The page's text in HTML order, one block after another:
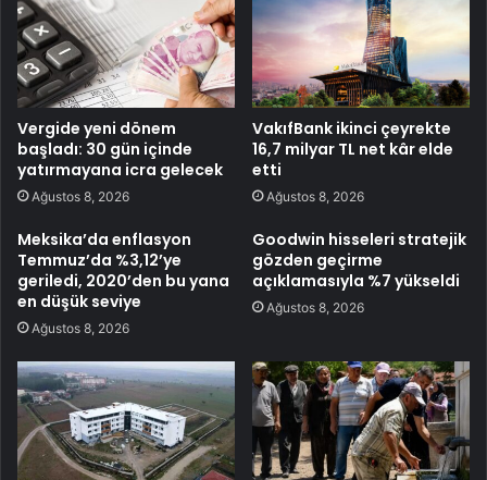
Vergide yeni dönem
başladı: 30 gün içinde
yatırmayana icra gelecek
Ağustos 8, 2026
VakıfBank ikinci çeyrekte
16,7 milyar TL net kâr elde
etti
Ağustos 8, 2026
Meksika’da enflasyon
Temmuz’da %3,12’ye
geriledi, 2020’den bu yana
en düşük seviye
Ağustos 8, 2026
Goodwin hisseleri stratejik
gözden geçirme
açıklamasıyla %7 yükseldi
Ağustos 8, 2026